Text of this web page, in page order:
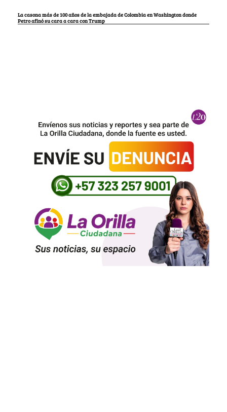
La casona más de 100 años de la embajada de Colombia en Washington donde
Petro afinó su cara a cara con Trump